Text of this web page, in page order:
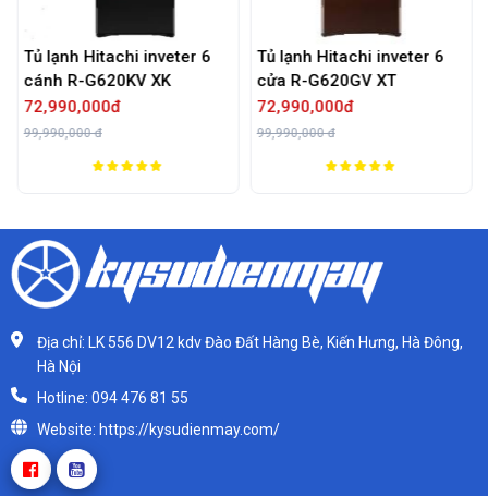
Tủ lạnh Hitachi inveter 6
cánh R-G620KV XK
72,990,000đ
99,990,000 đ
Tủ lạnh Hitachi inveter 6
cửa R-G620GV XT
72,990,000đ
99,990,000 đ
Địa chỉ: LK 556 DV12 kdv Đào Đất Hàng Bè, Kiến Hưng, Hà Đông,
Hà Nội
Hotline: 094 476 81 55
Website: https://kysudienmay.com/